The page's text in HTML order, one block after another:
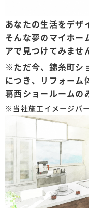
あなたの生活をデザ
そんな夢のマイホー
アで見つけてみませ
※ただ今、錦糸町シ
につき、リフォーム
葛西ショールームの
※当社施工イメージパ